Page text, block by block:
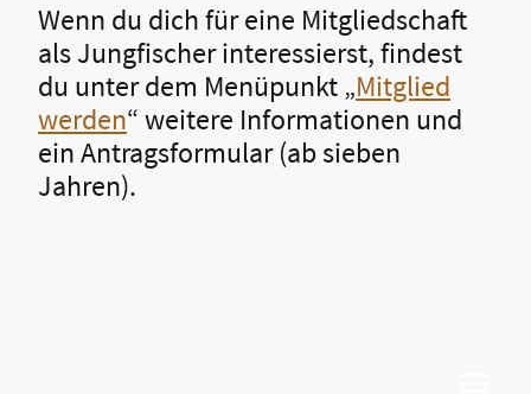
Wenn du dich für eine Mitgliedschaft
als Jungfischer interessierst, findest
du unter dem Menüpunkt „Mitglied
werden“ weitere Informationen und
ein Antragsformular (ab sieben
Jahren).